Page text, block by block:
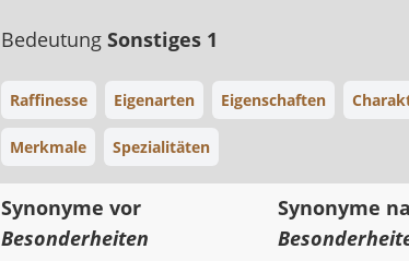
Bedeutung Sonstiges 1
Raffinesse Eigenarten Eigenschaften
Merkmale Spezialitäten
Synonyme vor
Besonderheiten
Synonyme